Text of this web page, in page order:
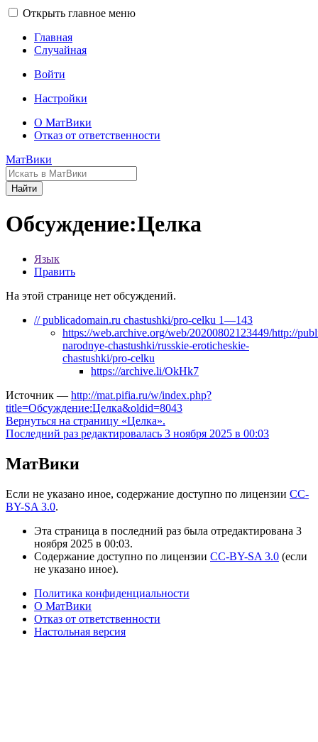
Открыть главное меню
Главная
Случайная
Войти
Настройки
О МатВики
Отказ от ответственности
МатВики
Найти
Обсуждение:Целка
Язык
Править
На этой странице нет обсуждений.
// publicadomain.ru chastushki/pro-celku 1—143
https://web.archive.org/web/20200802123449/http://
narodnye-chastushki/russkie-eroticheskie-
chastushki/pro-celku
https://archive.li/OkHk7
Источник — http://mat.pifia.ru/w/index.php?
title=Обсуждение:Целка&oldid=8043
Вернуться на страницу «Целка».
Последний раз редактировалась 3 ноября 2025 в 00:03
МатВики
Если не указано иное, содержание доступно по лицензии CC-
BY-SA 3.0.
Эта страница в последний раз была отредактирована 3
ноября 2025 в 00:03.
Содержание доступно по лицензии CC-BY-SA 3.0 (если
не указано иное).
Политика конфиденциальности
О МатВики
Отказ от ответственности
Настольная версия